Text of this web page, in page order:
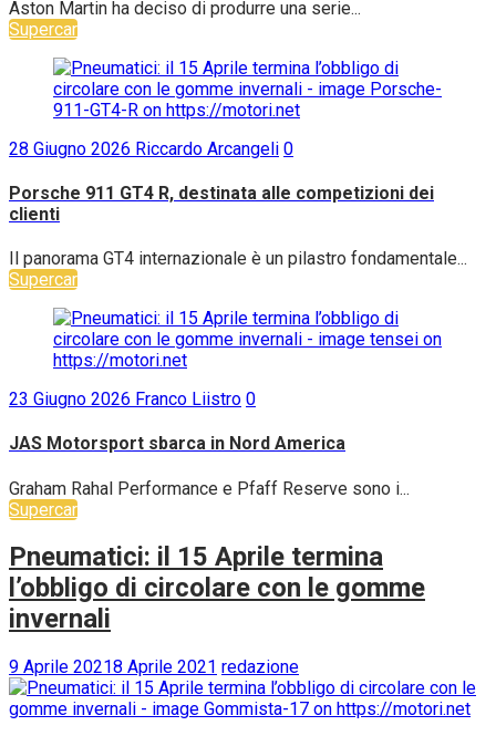
Aston Martin ha deciso di produrre una serie...
Supercar
28 Giugno 2026 Riccardo Arcangeli 0
Porsche 911 GT4 R, destinata alle competizioni dei
clienti
Il panorama GT4 internazionale è un pilastro fondamentale...
Supercar
23 Giugno 2026 Franco Liistro 0
JAS Motorsport sbarca in Nord America
Graham Rahal Performance e Pfaff Reserve sono i...
Supercar
Pneumatici: il 15 Aprile termina
l’obbligo di circolare con le gomme
invernali
9 Aprile 20218 Aprile 2021 redazione